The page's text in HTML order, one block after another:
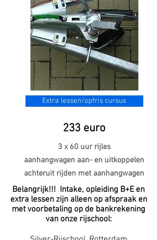
Extra lessen/opfris cursus
233 euro
3 x 60 uur rijles
aanhangwagen aan- en uitkoppelen
achteruit rijden met aanhangwagen
Belangrijk!!! Intake, opleiding B+E en
extra lessen zijn alleen op afspraak en
met voorbetaling op de bankrekening
van onze rijschool: